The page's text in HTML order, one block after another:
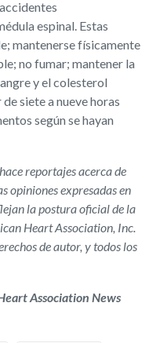
espinal. Estas
mantenerse físicamente
no fumar; mantener la
y el colesterol
siete a nueve horas
según se hayan
hace reportajes acerca de
opiniones expresadas en
la postura oficial de la
Heart Association, Inc.
de autor, y todos los
Association News